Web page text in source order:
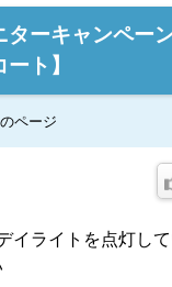
ターキャンペー
ト】
ページ
イライトを点灯し